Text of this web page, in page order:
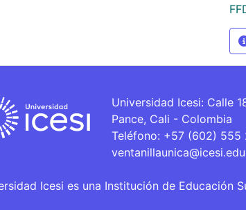
Universidad Icesi: Calle
Pance, Cali - Colombia
Teléfono: +57 (602) 555
Icesi es una Institución de Educación